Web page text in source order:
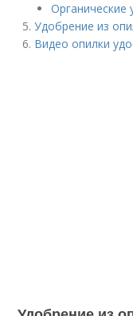
Органические
Удобрение из
Видео опилки